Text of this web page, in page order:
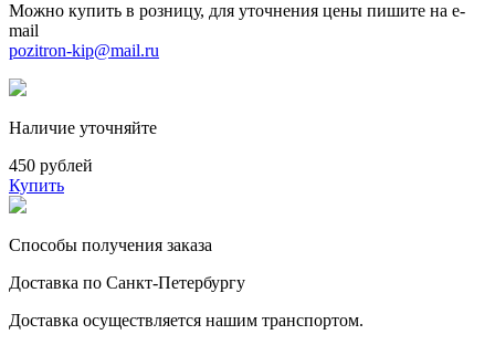
Можно купить в розницу, для уточнения цены пишите на e-
mail
pozitron-kip@mail.ru
Наличие уточняйте
450 рублей
Купить
Способы получения заказа
Доставка по Санкт-Петербургу
Доставка осуществляется нашим транспортом.